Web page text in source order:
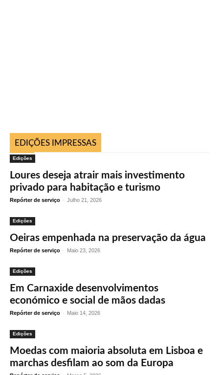
EDIÇÕES IMPRESSAS
Edições
Loures deseja atrair mais investimento
privado para habitação e turismo
Repórter de serviço - Julho 21, 2026
Edições
Oeiras empenhada na preservação da água
Repórter de serviço - Maio 23, 2026
Edições
Em Carnaxide desenvolvimentos
económico e social de mãos dadas
Repórter de serviço - Maio 14, 2026
Edições
Moedas com maioria absoluta em Lisboa e
marchas desfilam ao som da Europa